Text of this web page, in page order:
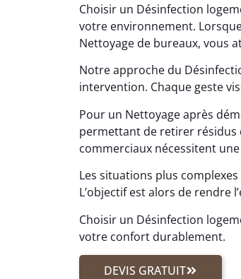
Choisir un Désinfection
votre environnement.
Nettoyage de bureaux, vous
Notre approche du
intervention. Chaque geste
Pour un Nettoyage après
permettant de retirer résidus
commerciaux nécessitent
Les situations plus
L’objectif est alors de rendre
Choisir un Désinfection
votre confort durablement.
DEVIS GRATUIT